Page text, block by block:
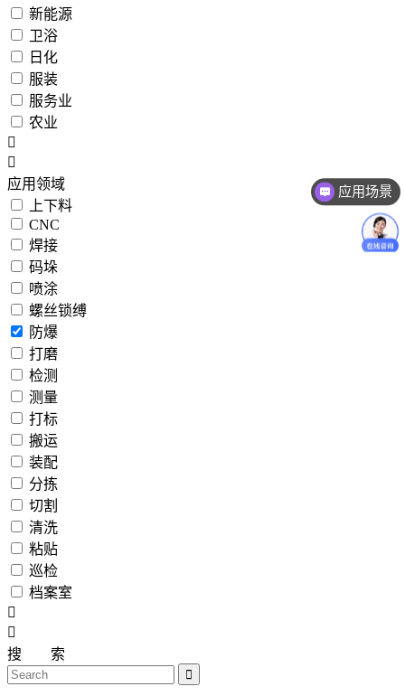
新能源
卫浴
日化
服装
服务业
农业
应用领域
上下料
CNC
焊接
码垛
喷涂
螺丝锁缚
防爆
打磨
检测
测量
打标
搬运
装配
分拣
切割
清洗
粘贴
巡检
档案室
搜 索
应用场景